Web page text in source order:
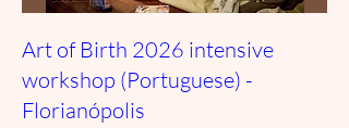
Art of Birth 2026 intensive
workshop (Portuguese) -
Florianópolis